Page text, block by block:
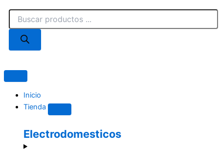
contenido
Búsqueda
productos
Inicio
Tienda
Electrodomesticos